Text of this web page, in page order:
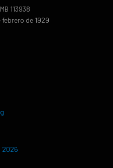
113938
de 1929